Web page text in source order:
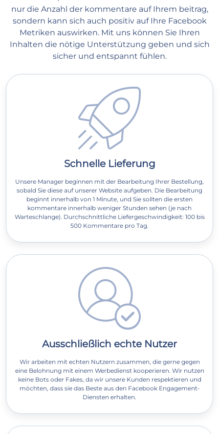
nur die Anzahl der kommentare auf Ihrem beitrag,
sondern kann sich auch positiv auf Ihre Facebook
Metriken auswirken. Mit uns können Sie Ihren
Inhalten die nötige Unterstützung geben und sich
sicher und entspannt fühlen.
Schnelle Lieferung
Unsere Manager beginnen mit der Bearbeitung Ihrer Bestellung,
sobald Sie diese auf unserer Website aufgeben. Die Bearbeitung
beginnt innerhalb von 1 Minute, und Sie sollten die ersten
kommentare innerhalb weniger Stunden sehen (je nach
Warteschlange). Durchschnittliche Liefergeschwindigkeit: 100 bis
500 Kommentare pro Tag.
Ausschließlich echte Nutzer
Wir arbeiten mit echten Nutzern zusammen, die gerne gegen
eine Belohnung mit einem Werbedienst kooperieren. Wir nutzen
keine Bots oder Fakes, da wir unsere Kunden respektieren und
möchten, dass sie das Beste aus den Facebook Engagement-
Diensten erhalten.